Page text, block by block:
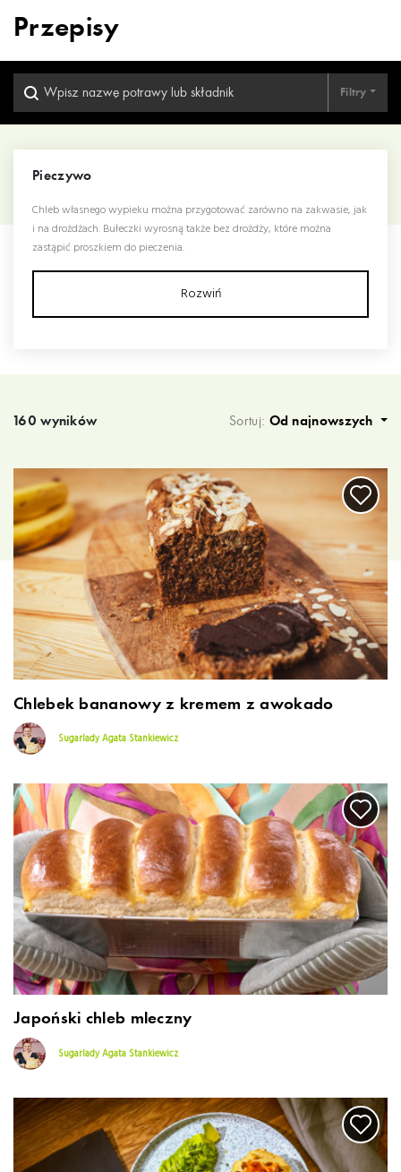
Przepisy
Filtry
Pieczywo
Chleb własnego wypieku można przygotować zarówno na zakwasie, jak
i na drożdżach. Bułeczki wyrosną także bez drożdży, które można
zastąpić proszkiem do pieczenia.
Rozwiń
160 wyników Sortuj: Od najnowszych
Wyniki wyszukiwania
Chlebek bananowy z kremem z awokado
Sugarlady Agata Stankiewicz
Japoński chleb mleczny
Sugarlady Agata Stankiewicz